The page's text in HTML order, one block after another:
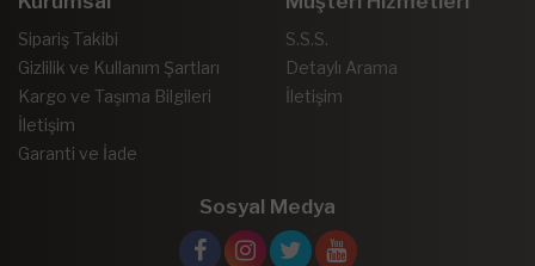
Sipariş Takibi
Gizlilik ve Kullanım Şartları
Kargo ve Taşıma Bilgileri
İletişim
Garanti ve İade
S.S.S.
Detaylı Arama
İletişim
Sosyal Medya